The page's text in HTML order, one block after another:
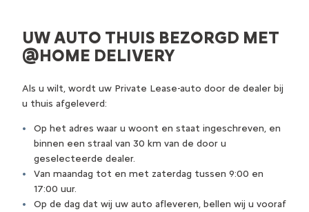
UW AUTO THUIS BEZORGD MET
@HOME DELIVERY
Als u wilt, wordt uw Private Lease-auto door de dealer bij
u thuis afgeleverd:
Op het adres waar u woont en staat ingeschreven, en
binnen een straal van 30 km van de door u
geselecteerde dealer.
Van maandag tot en met zaterdag tussen 9:00 en
17:00 uur.
Op de dag dat wij uw auto afleveren, bellen wij u vooraf